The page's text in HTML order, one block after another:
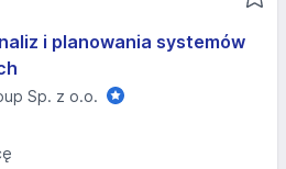
i planowania systemów
Sp. z o.o.